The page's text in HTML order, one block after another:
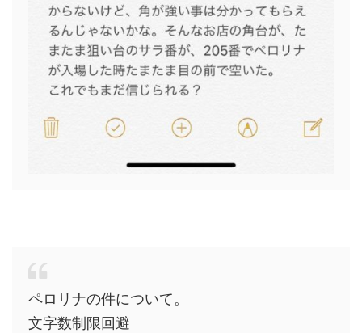
ペロリナの件について。
文字数制限回避